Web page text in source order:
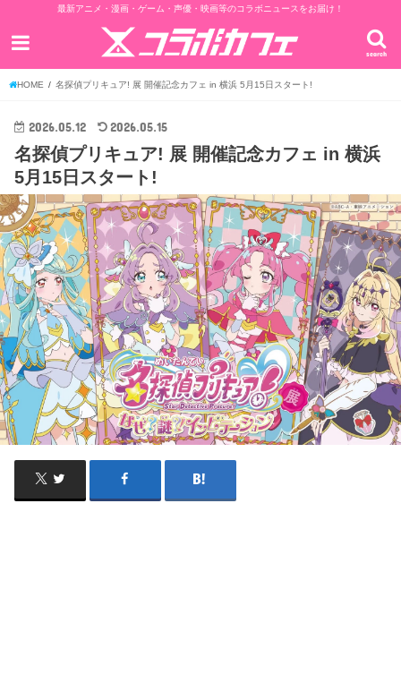
最新アニメ・漫画・ゲーム・声優・映画等のコラボニュースをお届け！
search
HOME 名探偵プリキュア! 展 開催記念カフェ in 横浜 5月15日スタート!
2026.05.12 2026.05.15
名探偵プリキュア! 展 開催記念カフェ in 横浜
5月15日スタート!